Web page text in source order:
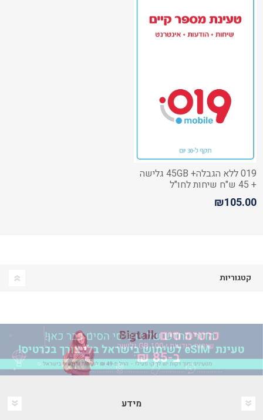
019 ללא הגבלה+ 45GB גלישה
+ 45 ש"ח שיחות לחו"ל
₪105.00
קטגוריות
מידע